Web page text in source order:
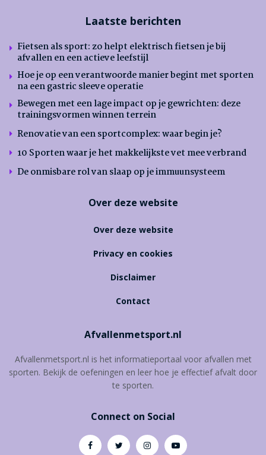
Laatste berichten
Fietsen als sport: zo helpt elektrisch fietsen je bij
afvallen en een actieve leefstijl
Hoe je op een verantwoorde manier begint met sporten
na een gastric sleeve operatie
Bewegen met een lage impact op je gewrichten: deze
trainingsvormen winnen terrein
Renovatie van een sportcomplex: waar begin je?
10 Sporten waar je het makkelijkste vet mee verbrand
De onmisbare rol van slaap op je immuunsysteem
Over deze website
Over deze website
Privacy en cookies
Disclaimer
Contact
Afvallenmetsport.nl
Afvallenmetsport.nl is het informatieportaal voor afvallen met
sporten. Bekijk de oefeningen en leer hoe je effectief afvalt door
te sporten.
Connect on Social